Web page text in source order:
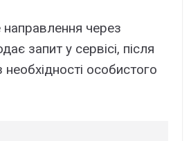
через
запит у сервісі, після
особистого